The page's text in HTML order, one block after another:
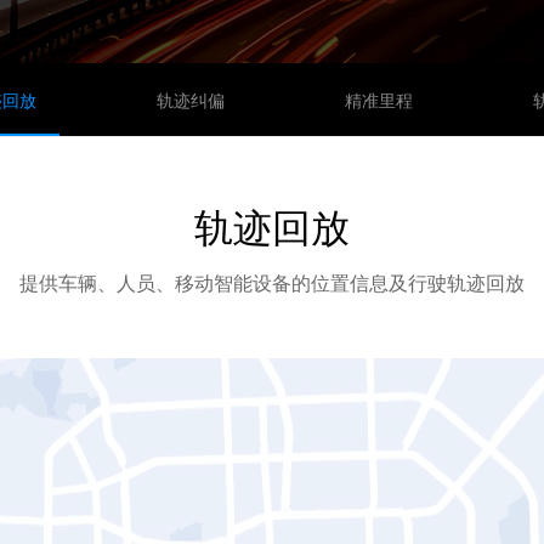
放 轨迹纠偏 精准里程
轨迹回放
提供车辆、人员、移动智能设备的位置信息及行驶轨迹回放